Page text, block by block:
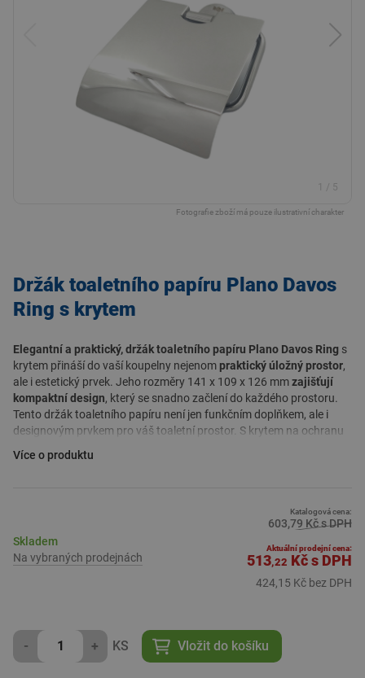
/ 5
Fotografie zboží má pouze ilustrativní charakter
Držák toaletního papíru Plano Davos
Ring s krytem
Elegantní a praktický, držák toaletního papíru Plano Davos Ring s
krytem přináší do vaší koupelny nejenom praktický úložný prostor,
ale i estetický prvek. Jeho rozměry 141 x 109 x 126 mmzajišťují
kompaktní design, který se snadno začlení do každého prostoru.
Tento držák toaletního papíru není jen funkčním doplňkem, ale i
designovým prvkem pro váš toaletní prostor. S krytem na ochranu
praktickou a hygienickou úložnou možnost.
kombinuje eleganci s
, to přináší do vaší koupelny pohodlí a vkus.
Parametry
Plano
, osvědčený výrobce v oblasti koupelnového a toaletního
vybavení, nabízí nejen kvalitní držáky toaletního papíru, ale také
Více o produktu
Skladem
Na vybraných prodejnách
Katalogová cena:
603,79 Kč s DPH
Aktuální prodejní cena:
513,22 Kčs DPH
424,15 Kč bez DPH
- + KS Vložit do košíku